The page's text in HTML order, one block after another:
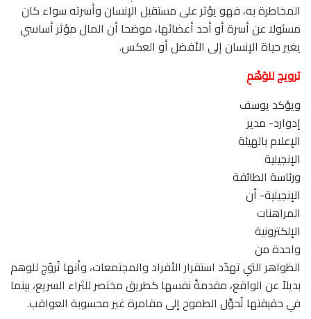
المخاطرة به، فهو يؤثر على مستقبل الإنسان وأسرته سواء كان
مسئولا عن أسرة أو أحد أعضائها، موضحا أن المال مؤثر أساسي
يغير حياة الإنسان إلى الأفضل أو العكس.
ترويج للوَهْمِ
ويؤكد يوسف
إدوارد- مدير
الإعلام بالهيئة
الإنجيلية
ورئاسة الطائفة
الإنجيلية- أن
المراهنات
الإلكترونية
واحدة من
الظواهر التي تهدّد استقرار الأفراد والمجتمعات، وأنها تُروّج للوهم
بديلاً عن الواقع، مقدمةً نفسها كطريق مختصر للثراء السريع، بينما
في حقيقتها تُحوِّل الطموح إلى مقامرة غير محسوبة العواقب.